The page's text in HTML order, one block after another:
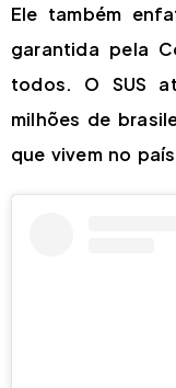
Ele também
garantida pela
todos. O SUS
milhões de
que vivem no